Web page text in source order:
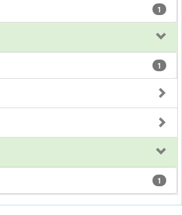
1
1
1